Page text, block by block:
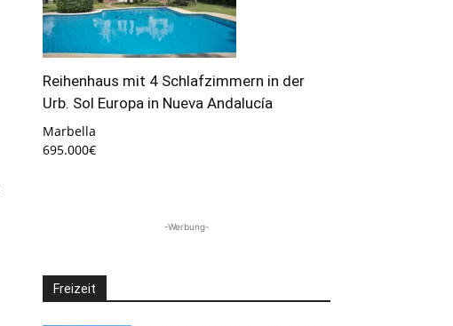
Reihenhaus mit 4 Schlafzimmern in der
Urb. Sol Europa in Nueva Andalucía
Marbella
695.000€
-Werbung-
Freizeit